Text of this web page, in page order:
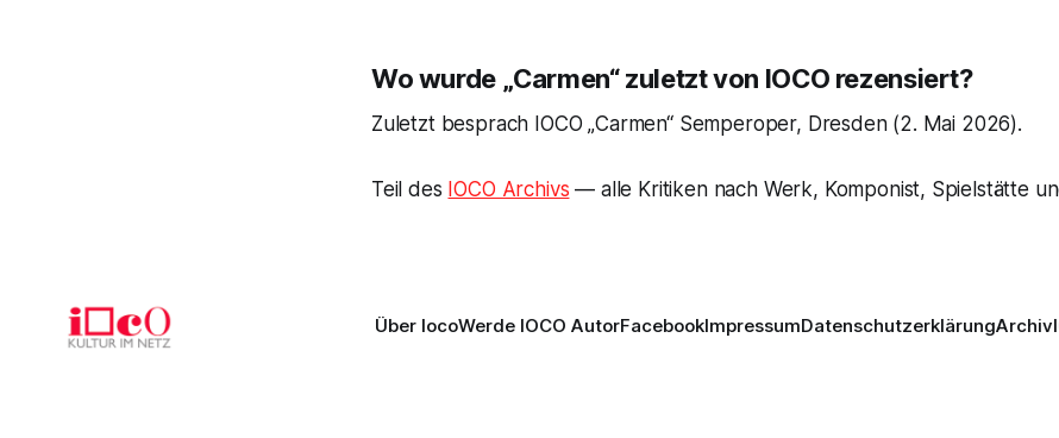
Wo wurde „Carmen“ zuletzt von IOCO rezensiert?
Zuletzt besprach IOCO „Carmen“ Semperoper, Dresden (2. Mai 2026).
Teil des IOCO Archivs — alle Kritiken nach Werk, Komponist, Spielstätte
Über IocoWerde IOCO AutorFacebookImpressumDatenschutzerklärungArchiv